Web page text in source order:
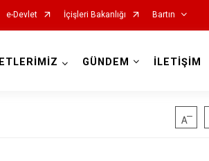
e-Devlet İçişleri Bakanlığı Bartın
GÜNDEM İLETİŞİM